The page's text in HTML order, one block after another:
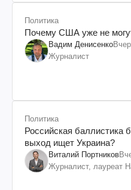
Политика
Почему США уже не
Вадим Денисенко
Журналист
Политика
Российская баллистика
выход ищет Украина?
Виталий Портников
Журналист, лауреат